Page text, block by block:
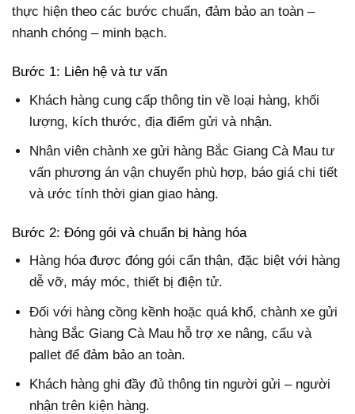
thực hiện theo các bước chuẩn, đảm bảo an toàn –
nhanh chóng – minh bạch.
Bước 1: Liên hệ và tư vấn
Khách hàng cung cấp thông tin về loại hàng, khối
lượng, kích thước, địa điểm gửi và nhận.
Nhân viên chành xe gửi hàng Bắc Giang Cà Mau tư
vấn phương án vận chuyển phù hợp, báo giá chi tiết
và ước tính thời gian giao hàng.
Bước 2: Đóng gói và chuẩn bị hàng hóa
Hàng hóa được đóng gói cẩn thận, đặc biệt với hàng
dễ vỡ, máy móc, thiết bị điện tử.
Đối với hàng cồng kềnh hoặc quá khổ, chành xe gửi
hàng Bắc Giang Cà Mau hỗ trợ xe nâng, cẩu và
pallet để đảm bảo an toàn.
Khách hàng ghi đầy đủ thông tin người gửi – người
nhận trên kiện hàng.